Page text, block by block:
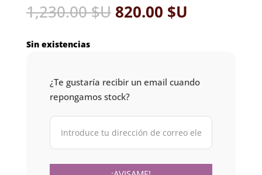
1,230.00$U El
820.00 $U
Sin existencias
¿Te gustaría recibir un email cuando
repongamos stock?